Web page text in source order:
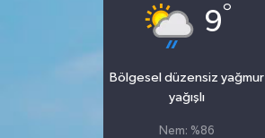
9°
Bölgesel düzensiz yağmur
yağışlı
Nem: %86